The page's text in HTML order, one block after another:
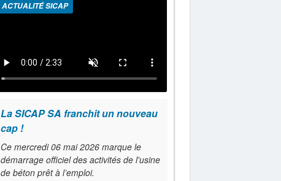
ACTUALITÉ SICAP
La SICAP SA franchit un nouveau
cap !
Ce mercredi 06 mai 2026 marque le
démarrage officiel des activités de l'usine
de béton prêt à l’emploi.